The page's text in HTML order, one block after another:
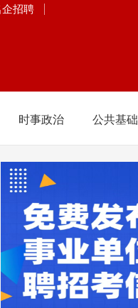
招聘
时事政治 公共基础